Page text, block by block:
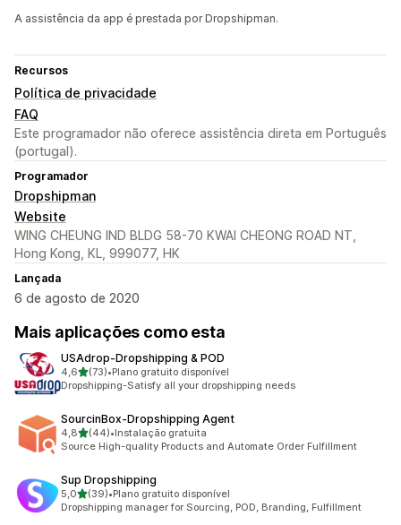
A assistência da app é prestada por Dropshipman.
Recursos
Política de privacidade
FAQ
Este programador não oferece assistência direta em Português
(portugal).
Programador
Dropshipman
Website
WING CHEUNG IND BLDG 58-70 KWAI CHEONG ROAD NT,
Hong Kong, KL, 999077, HK
Lançada
6 de agosto de 2020
Mais aplicações como esta
USAdrop‑Dropshipping & POD
4,6de 5 estrelas
(73)
73 total de avaliações
•Plano gratuito disponível
Dropshipping-Satisfy all your dropshipping needs
SourcinBox‑Dropshipping Agent
4,8de 5 estrelas
(44)
44 total de avaliações
•Instalação gratuita
Source High-quality Products and Automate Order Fulfillment
Sup Dropshipping
5,0de 5 estrelas
(39)
39 total de avaliações
•Plano gratuito disponível
Dropshipping manager for Sourcing, POD, Branding, Fulfillment